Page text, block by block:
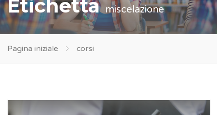
Etichetta miscelazione
Pagina iniziale corsi